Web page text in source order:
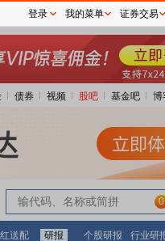
债券 视频 股吧 基金吧 博
0
送配 研报 个股研报 行业研
登录 我的菜单 证券交易